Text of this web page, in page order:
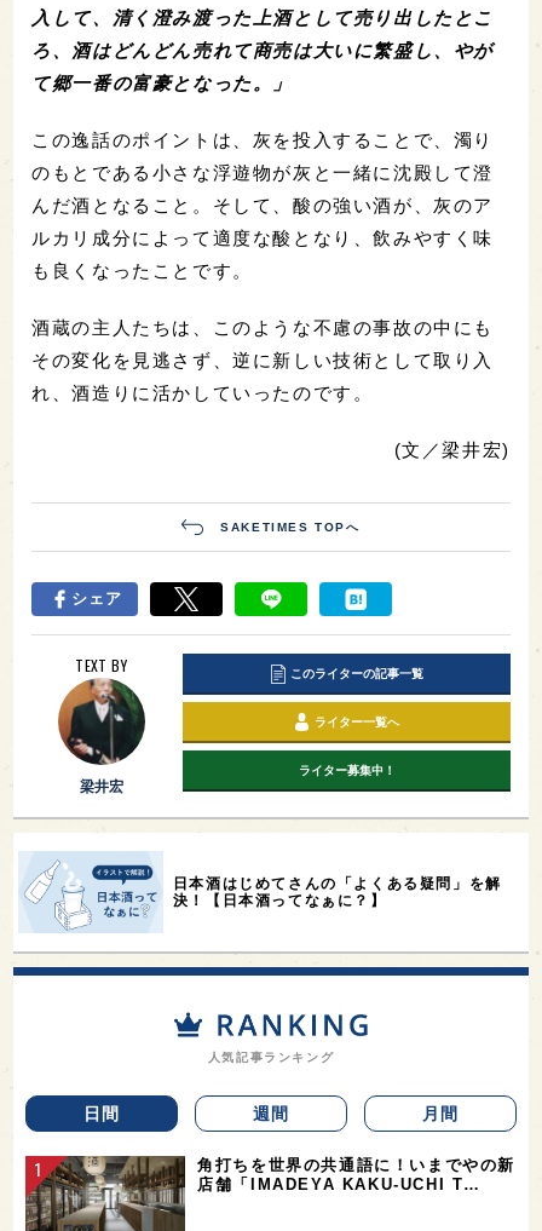
入して、清く澄み渡った上酒として売り出したとこ
ろ、酒はどんどん売れて商売は大いに繁盛し、やが
て郷一番の富豪となった。」
この逸話のポイントは、灰を投入することで、濁り
のもとである小さな浮遊物が灰と一緒に沈殿して澄
んだ酒となること。そして、酸の強い酒が、灰のア
ルカリ成分によって適度な酸となり、飲みやすく味
も良くなったことです。
酒蔵の主人たちは、このような不慮の事故の中にも
その変化を見逃さず、逆に新しい技術として取り入
れ、酒造りに活かしていったのです。
(文／梁井宏)
SAKETIMES TOPへ
シェア
TEXT BY
梁井宏
このライターの記事一覧
ライター一覧へ
ライター募集中！
日本酒はじめてさんの「よくある疑問」を解
決！【日本酒ってなぁに？】
人気記事ランキング
日間 週間 月間
角打ちを世界の共通語に！いまでやの新
店舗「IMADEYA KAKU-UCHI T…